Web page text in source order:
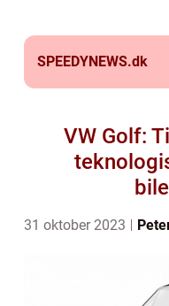
SPEEDYNEWS.dk
VW Golf:
31 oktober 2023